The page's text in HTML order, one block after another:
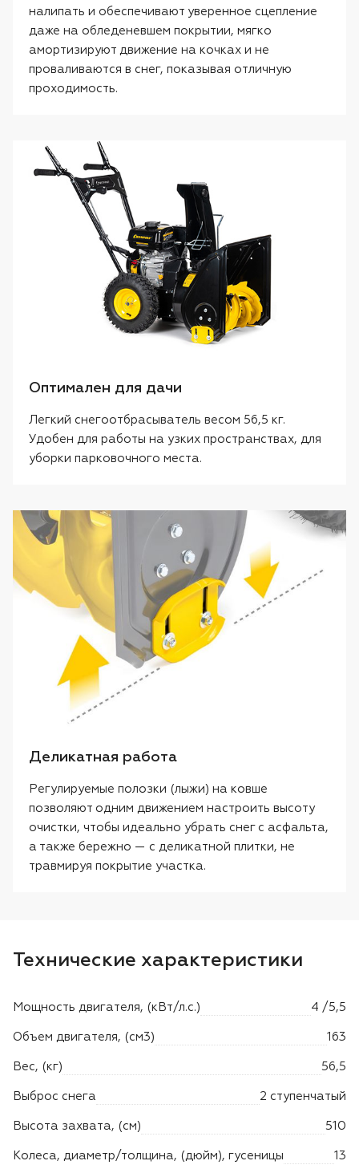
налипать и обеспечивают уверенное сцепление
даже на обледеневшем покрытии, мягко
амортизируют движение на кочках и не
проваливаются в снег, показывая отличную
проходимость.
Оптимален для дачи
Легкий снегоотбрасыватель весом 56,5 кг.
Удобен для работы на узких пространствах, для
уборки парковочного места.
Деликатная работа
Регулируемые полозки (лыжи) на ковше
позволяют одним движением настроить высоту
очистки, чтобы идеально убрать снег с асфальта,
а также бережно — с деликатной плитки, не
травмируя покрытие участка.
Технические характеристики
Мощность двигателя, (кВт/л.с.) 4 /5,5
Объем двигателя, (см3) 163
Вес, (кг) 56,5
Выброс снега 2 ступенчатый
Высота захвата, (см) 510
Колеса, диаметр/толщина, (дюйм), гусеницы 13